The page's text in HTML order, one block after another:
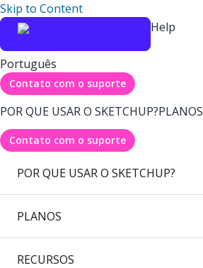
Skip to Content
Help
Português
Contato com o suporte
POR QUE USAR O SKETCHUP?PLANOS
Contato com o suporte
POR QUE USAR O SKETCHUP?
PLANOS
RECURSOS